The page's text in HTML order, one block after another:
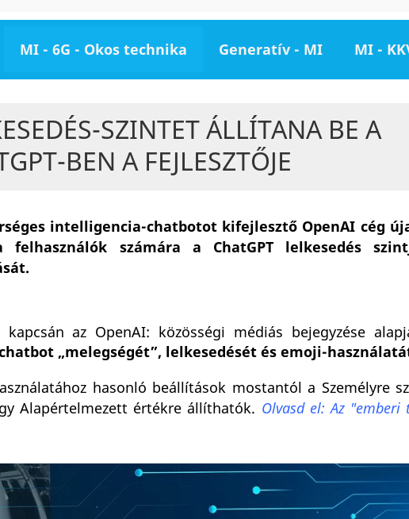
MI - 6G - Okos technika Generatív - MI MI -
SZINTET ÁLLÍTANA BE A
BEN A FEJLESZTŐJE
intelligencia-chatbotot kifejlesztő OpenAI cég
számára a ChatGPT lelkesedés
az OpenAI: közösségi médiás bejegyzése
„melegségét”, lelkesedését és emoji-
hasonló beállítások mostantól a Személyre
Alapértelmezett értékre állíthatók. Olvasd el: Az "emberi